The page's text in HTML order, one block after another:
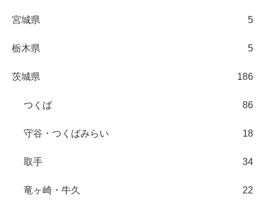
宮城県 5
栃木県 5
茨城県 186
つくば 86
守谷・つくばみらい 18
取手 34
竜ヶ崎・牛久 22